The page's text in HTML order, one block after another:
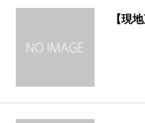
【現